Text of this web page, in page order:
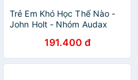
Trẻ Em Khó Học Thế Nào -
John Holt - Nhóm Audax
191.400 đ